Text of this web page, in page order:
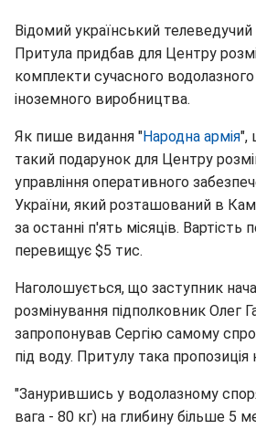
Відомий український
Притула придбав для Центру
комплекти сучасного
іноземного виробництва.
Як пише видання "Народна армія",
такий подарунок для Центру
управління оперативного
України, який розташований в
за останні п'ять місяців. Вартість
перевищує $5 тис.
Наголошується, що заступник
розмінування підполковник Олег
запропонував Сергію самому
під воду. Притулу така пропозиція
"Занурившись у водолазному
вага - 80 кг) на глибину більше 5